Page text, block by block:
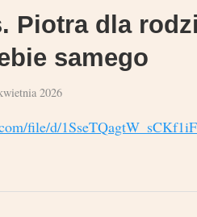
Piotra dla
samego
2026
file/d/